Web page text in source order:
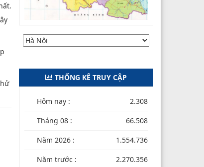
THỐNG KÊ TRUY CẬP
Hôm nay : 2.308
Tháng 08 : 66.508
Năm 2026 : 1.554.736
Năm trước : 2.270.356